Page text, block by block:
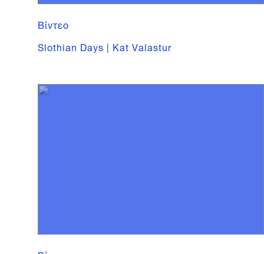
Βίντεο
Slothian Days | Kat Valastur